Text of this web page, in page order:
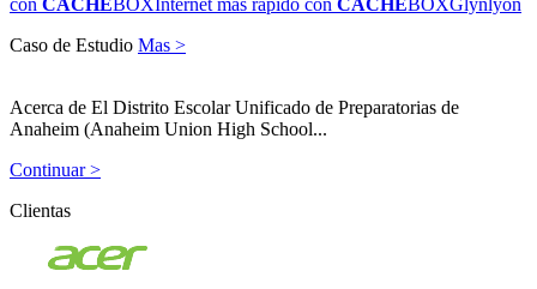
Caso de Estudio Mas >
Acerca de El Distrito Escolar Unificado de Preparatorias de
Anaheim (Anaheim Union High School...
Continuar >
Clientas